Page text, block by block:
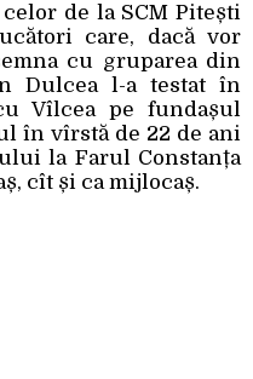
de la SCM Pitești
care, dacă vor
cu gruparea din
Dulcea l-a testat în
Vîlcea pe fundașul
în vîrstă de 22 de ani
la Farul Constanța
cît și ca mijlocaș.